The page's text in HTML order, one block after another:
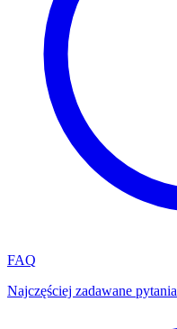
FAQ
Najczęściej zadawane pytania